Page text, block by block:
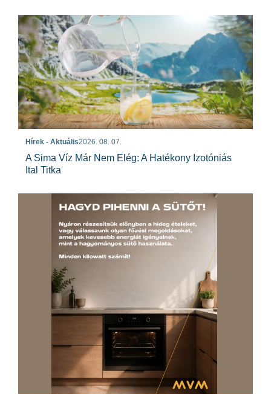
Hírek - Aktuális2026. 08. 07.
A Sima Víz Már Nem Elég: A Hatékony Izotóniás
Ital Titka